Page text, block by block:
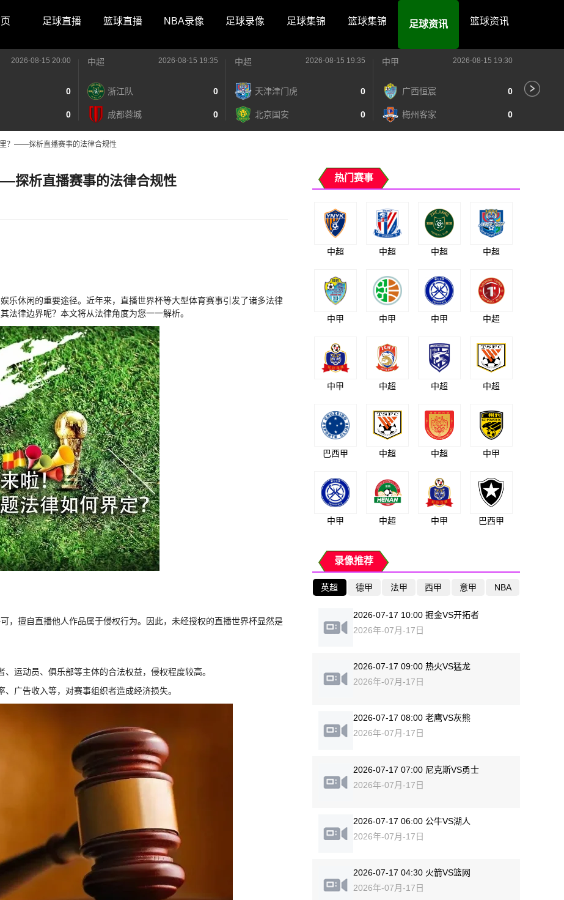
足球直播 篮球直播 NBA录像 足球录像 足球集锦 篮球集锦 足球资讯 篮球资讯
2026-08-15 20:00
0
0
中超 2026-08-15 19:35
浙江队 0
成都蓉城 0
中超 2026-08-15 19:35
天津津门虎 0
北京国安 0
中甲 2026-08-15 19:30
广西恒宸 0
梅州客家 0
？——探析直播赛事的法律合规性
探析直播赛事的法律合规性
乐休闲的重要途径。近年来，直播世界杯等大型体育赛事引发了诸多法律
法律边界呢？本文将从法律角度为您一一解析。
，擅自直播他人作品属于侵权行为。因此，未经授权的直播世界杯显然是
运动员、俱乐部等主体的合法权益，侵权程度较高。
广告收入等，对赛事组织者造成经济损失。
热门赛事
中超 中超 中超 中超
中甲 中甲 中甲 中超
中甲 中超 中超 中超
巴西甲 中超 中超 中甲
中甲 中超 中甲 巴西甲
录像推荐
英超 德甲 法甲 西甲 意甲 NBA
2026-07-17 10:00 掘金VS开拓者
2026年-07月-17日
2026-07-17 09:00 热火VS猛龙
2026年-07月-17日
2026-07-17 08:00 老鹰VS灰熊
2026年-07月-17日
2026-07-17 07:00 尼克斯VS勇士
2026年-07月-17日
2026-07-17 06:00 公牛VS湖人
2026年-07月-17日
2026-07-17 04:30 火箭VS篮网
2026年-07月-17日